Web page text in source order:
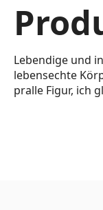
Lebendige und
lebensechte
pralle Figur, ich